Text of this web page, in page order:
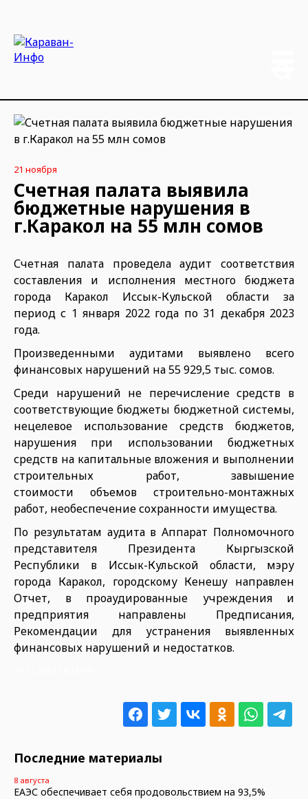
21 ноября
Счетная палата выявила
бюджетные нарушения в
г.Каракол на 55 млн сомов
Счетная палата проведела аудит соответствия
составления и исполнения местного бюджета
города Каракол Иссык-Кульской области за
период с 1 января 2022 года по 31 декабря 2023
года.
Произведенными аудитами выявлено всего
финансовых нарушений на 55 929,5 тыс. сомов.
Среди нарушений не перечисление средств в
соответствующие бюджеты бюджетной системы,
нецелевое использование средств бюджетов,
нарушения при использовании бюджетных
средств на капитальные вложения и выполнении
строительных работ, завышение
стоимости объемов строительно-монтажных
работ, необеспечение сохранности имущества.
По результатам аудита в Аппарат Полномочного
представителя Президента Кыргызской
Республики в Иссык-Кульской области, мэру
города Каракол, городскому Кенешу направлен
Отчет, в проаудированные учреждения и
предприятия направлены Предписания,
Рекомендации для устранения выявленных
финансовых нарушений и недостатков.
Последние материалы
8 августа
ЕАЭС обеспечивает себя продовольствием на 93,5%